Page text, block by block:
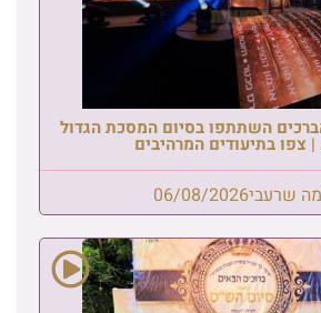
השתתפו בסיום המסכת הגדול
צפו בתיעודים המרהיבים
שרעבי06/08/2026